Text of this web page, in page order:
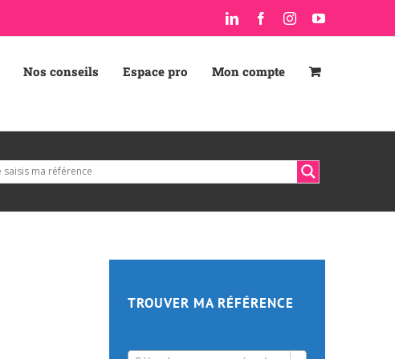
LinkedInFacebookInstagramYouTube
Nos conseils Espace pro Mon compte
TROUVER MA RÉFÉRENCE